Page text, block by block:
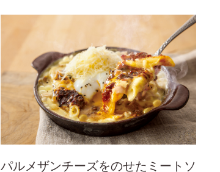
パルメザンチーズをのせたミートソ